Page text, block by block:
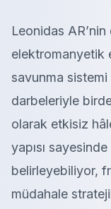
Leonidas
elektromanyetik
savunma
darbeleriyle
olarak etkisiz
yapısı
belirleyebiliyor,
müdahale